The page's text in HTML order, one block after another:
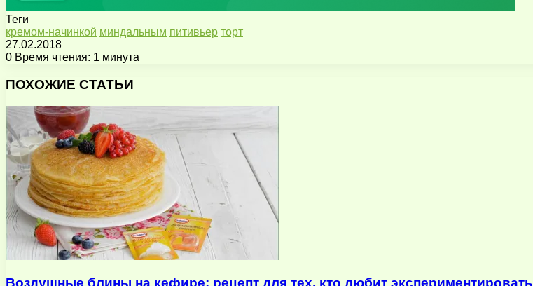
Теги
кремом-начинкой миндальным питивьер торт
27.02.2018
0 Время чтения: 1 минута
через
почту
ПОХОЖИЕ СТАТЬИ